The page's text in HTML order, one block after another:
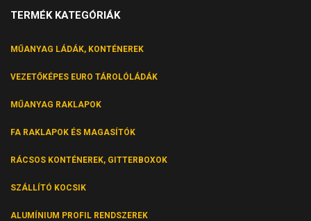
TERMÉK KATEGÓRIÁK
MŰANYAG LÁDÁK, KONTÉNEREK
VEZETŐKÉPES EURO TÁROLÓLÁDÁK
MŰANYAG RAKLAPOK
FA RAKLAPOK ÉS MAGASÍTÓK
RÁCSOS KONTÉNEREK, GITTERBOXOK
SZÁLLÍTÓ KOCSIK
ALUMÍNIUM PROFIL RENDSZEREK